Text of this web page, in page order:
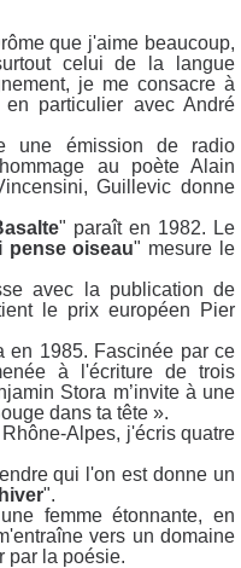
que j'aime beaucoup,
celui de la langue
je me consacre à
en particulier avec André
une émission de radio
au poète Alain
Guillevic donne
" paraît en 1982. Le
pense oiseau" mesure le
avec la publication de
le prix européen Pier
en 1985. Fascinée par ce
à l'écriture de trois
Stora m’invite à une
dans ta tête ».
Alpes, j'écris quatre
qui l'on est donne un
".
femme étonnante, en
vers un domaine
par la poésie.